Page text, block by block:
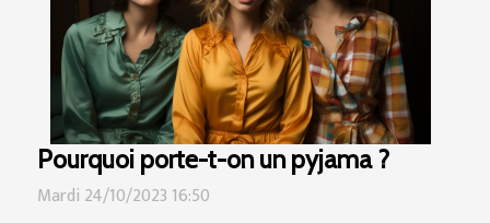
Pourquoi porte-t-on un pyjama ?
Mardi 24/10/2023 16:50